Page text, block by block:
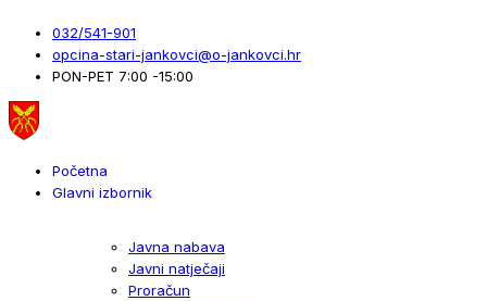
032/541-901
opcina-stari-jankovci@o-jankovci.hr
PON-PET 7:00 -15:00
Početna
Glavni izbornik
Javna nabava
Javni natječaji
Proračun